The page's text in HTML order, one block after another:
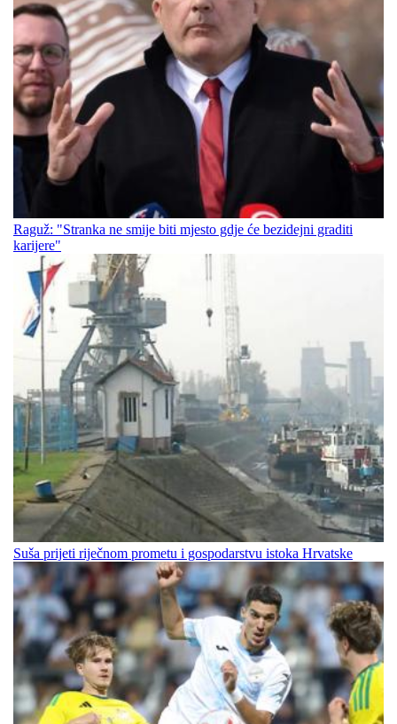
Raguž: "Stranka ne smije biti mjesto gdje će bezidejni graditi
karijere"
Suša prijeti riječnom prometu i gospodarstvu istoka Hrvatske